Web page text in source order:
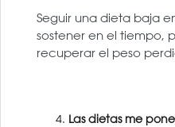
Seguir una dieta baja
sostener en el tiempo,
recuperar el peso
Las dietas me